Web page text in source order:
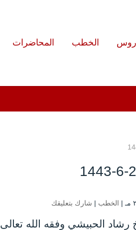
الخطب المحاضرات
الخطب | شارك بتعليقك
رشاد الحبيشي وفقه الله تعالى